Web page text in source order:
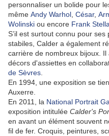
personnaliser un bolide pour
même Andy Warhol César,
Wolinski ou encore Frank Stella
S’il est surtout connu pour
stabiles, Calder a également
carrière de nombreux bijoux.
décors d'assiettes en
de Sèvres
En 1994, une exposition se
Auxerre.
En 2011, la National Portrait
exposition intitulée Calder's
en avant un élément souvent
fil de fer. Croquis, peintures,